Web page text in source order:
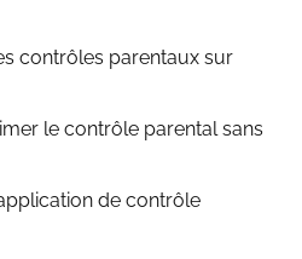
contrôles parentaux sur
le contrôle parental sans
de contrôle